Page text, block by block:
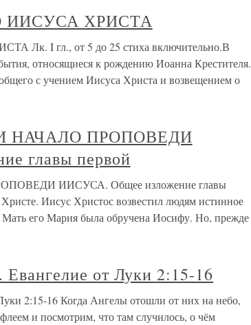
ХРИСТА
I гл., от 5 до 25 стиха включительно.В
относящиеся к рождению Иоанна Крестителя.
с учением Иисуса Христа и возвещением о
НАЧАЛО ПРОПОВЕДИ
главы первой
ИИСУСА. Общее изложение главы
Иисус Христос возвестил людям истинное
его Мария была обручена Иосифу. Но, прежде
от Луки 2:15-16
2:15-16 Когда Ангелы отошли от них на небо,
и посмотрим, что там случилось, о чём